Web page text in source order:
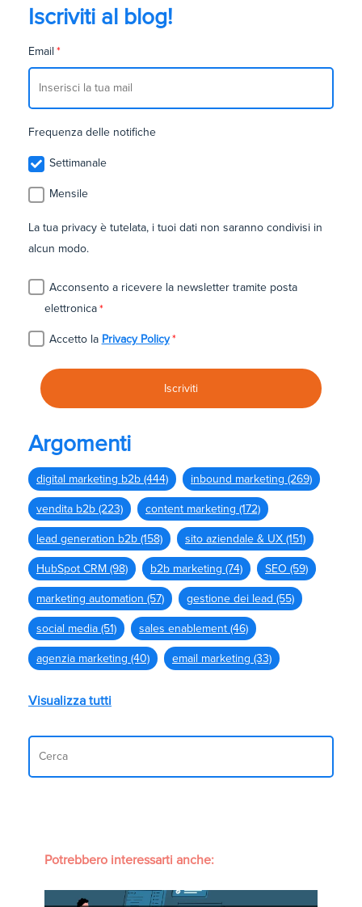
Iscriviti al blog!
Email *
Frequenza delle notifiche
Settimanale
Mensile
La tua privacy è tutelata, i tuoi dati non saranno condivisi in
alcun modo.
Acconsento a ricevere la newsletter tramite posta
elettronica*
Accetto la Privacy Policy *
Argomenti
digital marketing b2b (444) inbound marketing (269)
vendita b2b (223) content marketing (172)
lead generation b2b (158) sito aziendale & UX (151)
HubSpot CRM (98) b2b marketing (74) SEO (59)
marketing automation (57) gestione dei lead (55)
social media (51) sales enablement (46)
agenzia marketing (40) email marketing (33)
Visualizza tutti
Potrebbero interessarti anche: